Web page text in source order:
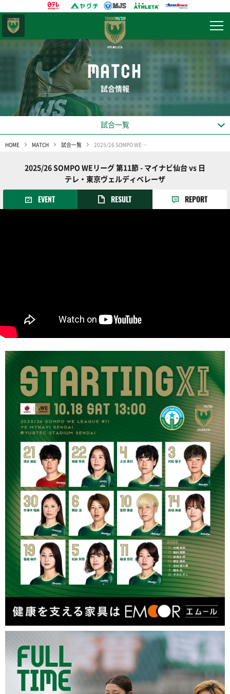
MATCH
試合情報
試合一覧
HOME MATCH 試合一覧 2025/26 SOMPO WEリーグ 第11節
2025/26 SOMPO WEリーグ 第11節 - マイナビ仙台 vs 日
テレ・東京ヴェルディベレーザ
EVENT RESULT REPORT